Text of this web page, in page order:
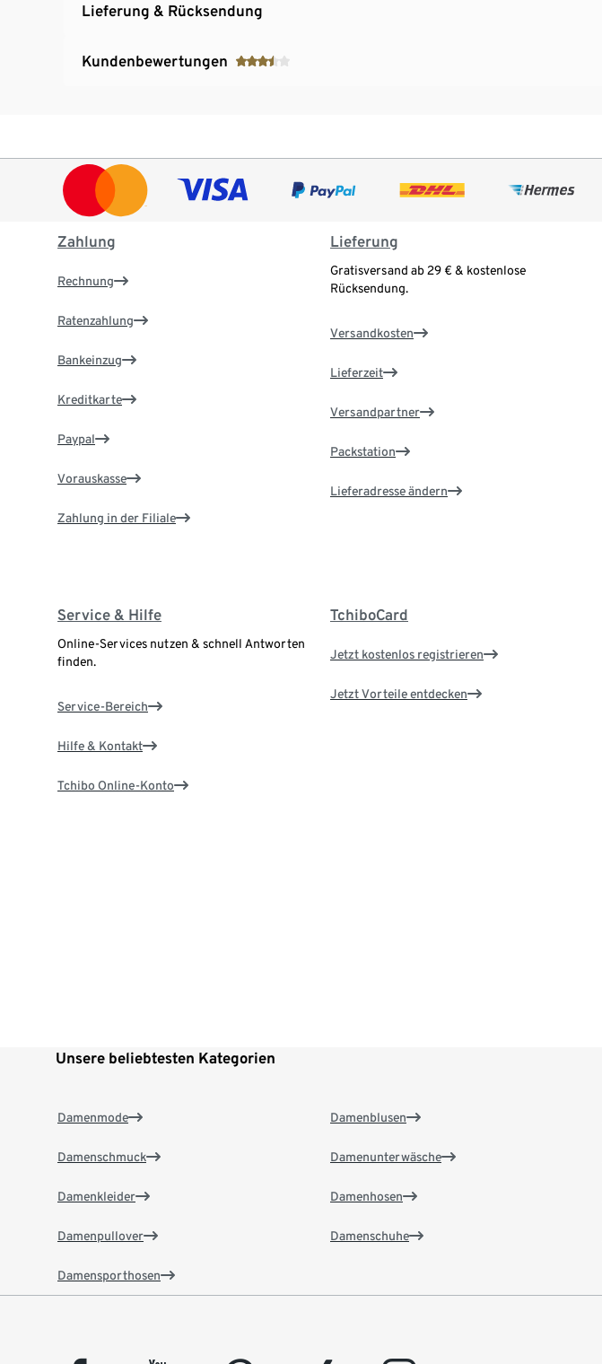
Lieferung & Rücksendung
Kundenbewertungen
Zahlung
Rechnung
Ratenzahlung
Bankeinzug
Kreditkarte
Paypal
Vorauskasse
Zahlung in der Filiale
Lieferung
Gratisversand ab 29 € & kostenlose
Rücksendung.
Versandkosten
Lieferzeit
Versandpartner
Packstation
Lieferadresse ändern
Service & Hilfe
Online-Services nutzen & schnell Antworten
finden.
Service-Bereich
Hilfe & Kontakt
Tchibo Online-Konto
TchiboCard
Jetzt kostenlos registrieren
Jetzt Vorteile entdecken
Unsere beliebtesten Kategorien
Damenmode
Damenschmuck
Damenkleider
Damenpullover
Damensporthosen
Damenblusen
Damenunterwäsche
Damenhosen
Damenschuhe